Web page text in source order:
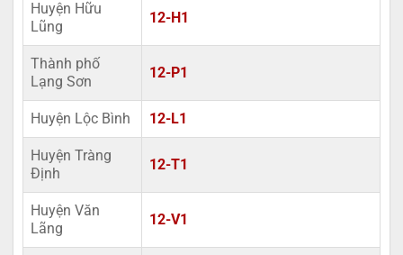
Huyện Hữu
Lũng
12-H1
Thành phố
Lạng Sơn
12-P1
Huyện Lộc Bình 12-L1
Huyện Tràng
Định
12-T1
Huyện Văn
Lãng
12-V1